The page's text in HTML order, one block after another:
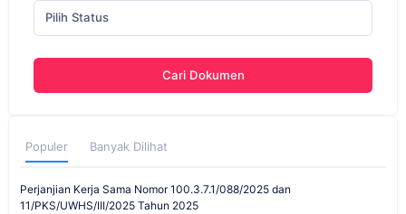
Pilih Status
Cari Dokumen
Populer Banyak Dilihat
Perjanjian Kerja Sama Nomor 100.3.7.1/088/2025 dan
11/PKS/UWHS/III/2025 Tahun 2025